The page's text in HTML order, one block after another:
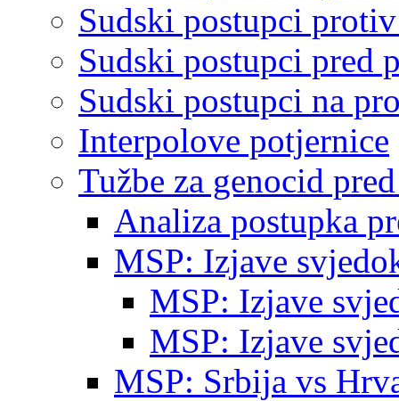
Sudski postupci
Sudski postupci pred
Sudski postupci na
Interpolove potjernice
Tužbe za genocid
Analiza postupka
MSP: Izjave
MSP: Izjave
MSP: Izjave
MSP: Srbija vs